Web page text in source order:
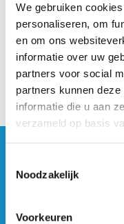
We gebruiken
personaliseren, om
en om ons
informatie over uw
partners voor social
partners kunnen
informatie die u aan
verzameld op basis
Noodzakelijk
Voorkeuren
nieuwsbrief